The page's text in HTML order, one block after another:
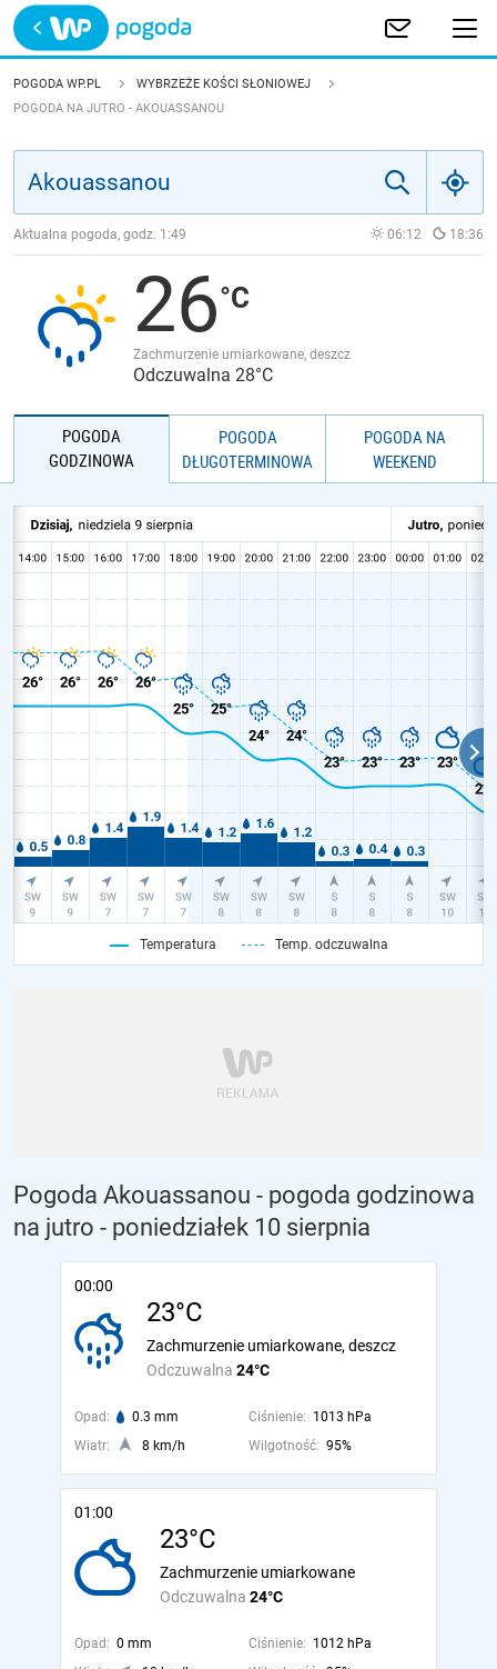
Trwa ładowanie
POLSKA
JAKOŚĆ POWIETRZA
POGODA WP.PL
WYBRZEŻE KOŚCI SŁONIOWEJ
POGODA NA JUTRO - AKOUASSANOU
Aktualna pogoda, godz. 1:49 06:12 18:36
26
Zachmurzenie umiarkowane, deszcz
Odczuwalna 28°C
POGODA
GODZINOWA
POGODA
DŁUGOTERMINOWA
POGODA NA
WEEKEND
Temperatura Temp. odczuwalna
Pogoda Akouassanou - pogoda godzinowa
na jutro - poniedziałek 10 sierpnia
00:00
23°C
Odczuwalna 24°C
Zachmurzenie umiarkowane, deszcz
Opad: 0.3 mm Ciśnienie: 1013 hPa
Wiatr:
8 km/h Wilgotność: 95%
01:00
23°C
Odczuwalna 24°C
Zachmurzenie umiarkowane
Opad: 0 mm Ciśnienie: 1012 hPa